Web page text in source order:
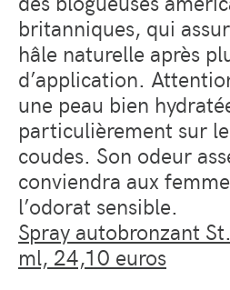
britanniques, qui
hâle naturelle après
d’application.
une peau bien
particulièrement sur
coudes. Son odeur
conviendra aux
l’odorat sensible.
Spray autobronzant
ml, 24,10 euros